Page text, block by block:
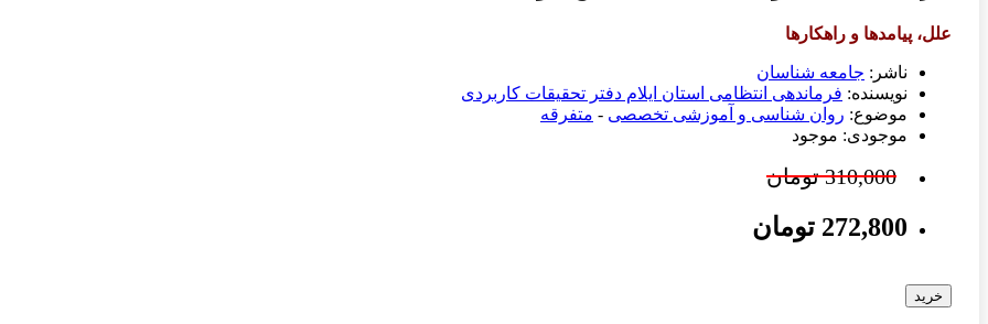
علل، پیامدها و راهکارها
ناشر: جامعه شناسان
نویسنده: فرماندهی انتظامی استان ایلام دفتر تحقیقات کاربردی
موضوع: روان شناسی و آموزشی تخصصی - متفرقه
موجودی: موجود
310,000 تومان
272,800 تومان
خرید